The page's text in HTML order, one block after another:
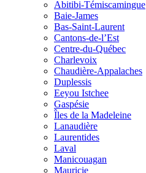
Abitibi-Témiscamingue
Baie-James
Bas-Saint-Laurent
Cantons-de-l’Est
Centre-du-Québec
Charlevoix
Chaudière-Appalaches
Duplessis
Eeyou Istchee
Gaspésie
Îles de la Madeleine
Lanaudière
Laurentides
Laval
Manicouagan
Mauricie